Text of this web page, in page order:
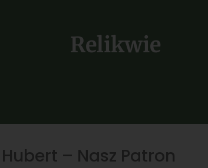
Relikwie
Hubert – Nasz Patron